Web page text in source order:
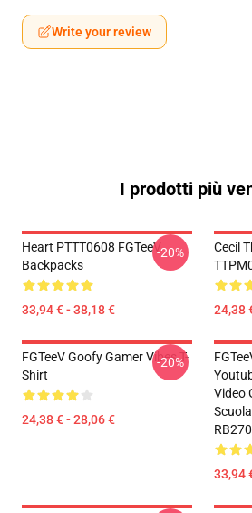
Write your review
I prodotti più
Heart PTTT0608 FGTeeV
Backpacks
33,94 € - 38,18 €
-20%
Cecil
24,38
FGTeeV Goofy Gamer Vibes T-
Shirt
24,38 € - 28,06 €
-20%
Video
33,94